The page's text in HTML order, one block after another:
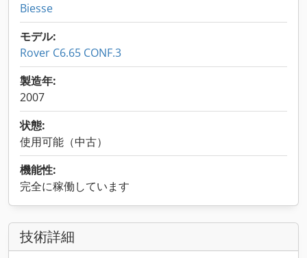
Biesse
モデル:
Rover C6.65 CONF.3
製造年:
2007
状態:
使用可能（中古）
機能性:
完全に稼働しています
技術詳細